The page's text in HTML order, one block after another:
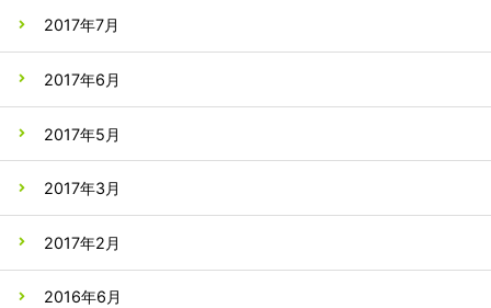
2017年7月
2017年6月
2017年5月
2017年3月
2017年2月
2016年6月